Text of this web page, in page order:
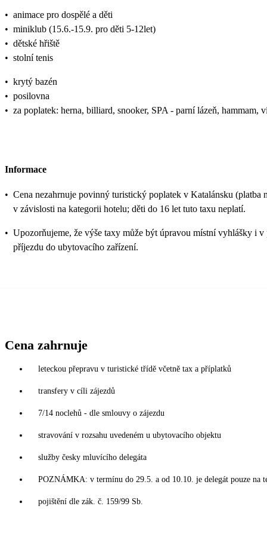
• animace pro dospělé a děti
• miniklub (15.6.-15.9. pro děti 5-12let)
• dětské hřiště
• stolní tenis
• krytý bazén
• posilovna
• za poplatek: herna, billiard, snooker, SPA - parní lázeň, hammam,
Informace
• Cena nezahrnuje povinný turistický poplatek v Katalánsku
v závislosti na kategorii hotelu; děti do 16 let tuto taxu neplatí.
• Upozorňujeme, že výše taxy může být úpravou místní vyhlášky i
příjezdu do ubytovacího zařízení.
Cena zahrnuje
leteckou přepravu v turistické třídě včetně tax a příplatků
transfery v cíli zájezdů
7/14 noclehů - dle smlouvy o zájezdu
stravování v rozsahu uvedeném u ubytovacího objektu
služby česky mluvícího delegáta
POZNÁMKA: v termínu do 29.5. a od 10.10. je delegát pouze na
pojištění dle zák. č. 159/99 Sb.